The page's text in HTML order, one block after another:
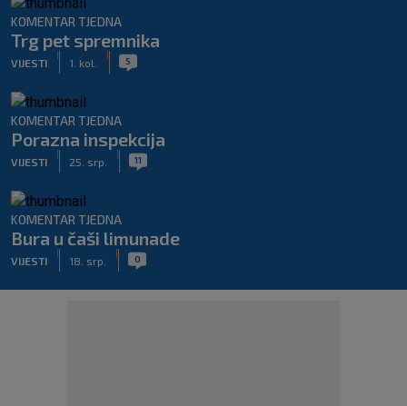
KOMENTAR TJEDNA
Trg pet spremnika
VIJESTI 1. kol. 5
KOMENTAR TJEDNA
Porazna inspekcija
VIJESTI 25. srp. 11
KOMENTAR TJEDNA
Bura u čaši limunade
VIJESTI 18. srp. 0